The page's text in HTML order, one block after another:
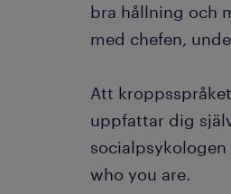
bra hållning och
med chefen,
Att
uppfattar dig
socialpsykologen
who you are.